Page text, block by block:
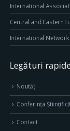
International
Central and Eastern
International
Legături
Noutăți
Conferința Științifică
Contact